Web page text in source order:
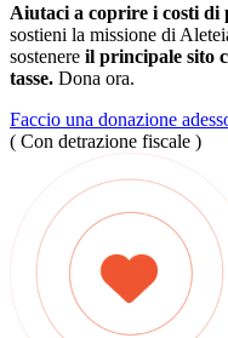
Aiutaci a coprire i costi di
sostieni la missione di
sostenere il principale sito
tasse. Dona ora.
Faccio una donazione
( Con detrazione fiscale )